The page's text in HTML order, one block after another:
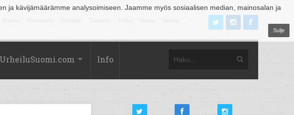
ja kävijämäärämme analysoimiseen. Jaamme myös sosiaalisen median, mainosalan ja
Sulje
UrheiluSuomi.com Info